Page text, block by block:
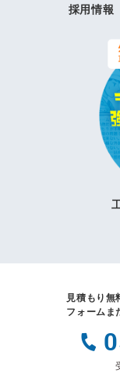
採用情報
見積もり無
フォームま